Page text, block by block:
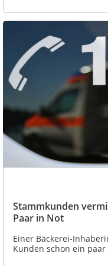
Stammkunden
Paar in Not
Einer Bäckerei-
Kunden schon ein paar